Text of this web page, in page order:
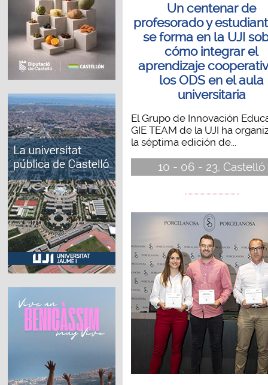
Un centenar de
profesorado y
se forma en la UJI
cómo integrar el
aprendizaje
los ODS en el aula
universitaria
El Grupo de Innovación
GIE TEAM de la UJI ha
la séptima edición de...
10 - 06 - 23, Castelló